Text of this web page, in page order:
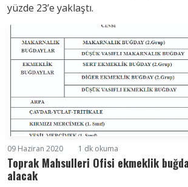
yüzde 23’e yaklaştı.
09 Haziran 2020 1 dk okuma
Toprak Mahsulleri Ofisi ekmeklik
alacak